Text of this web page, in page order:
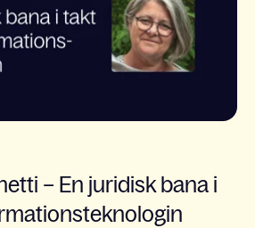
– En juridisk bana i